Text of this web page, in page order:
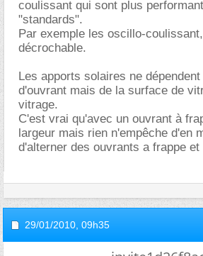
coulissant qui sont plus
"standards".
Par exemple les oscillo-
décrochable.
Les apports solaires ne
d'ouvrant mais de la surface de
vitrage.
C'est vrai qu'avec un ouvrant à
largeur mais rien n'empêche d'en
d'alterner des ouvrants a frappe
29/01/2010, 09h35